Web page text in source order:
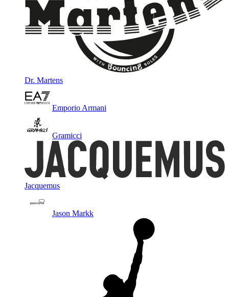
Dr. Martens
Emporio Armani
Gramicci
Jacquemus
Jason Markk